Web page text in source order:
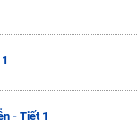
- Tiết 1